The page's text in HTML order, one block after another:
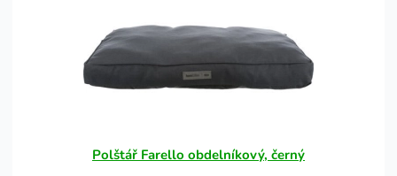
Polštář Farello obdelníkový, černý